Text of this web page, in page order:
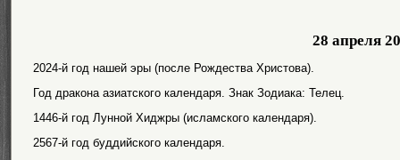
28 апреля
2024-й год нашей эры (после Рождества Христова).
Год дракона азиатского календаря. Знак Зодиака: Телец.
1446-й год Лунной Хиджры (исламского календаря).
2567-й год буддийского календаря.